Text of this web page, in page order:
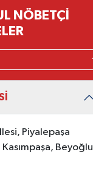
NÖBETÇI
Piyalepaşa
Beyoğlu